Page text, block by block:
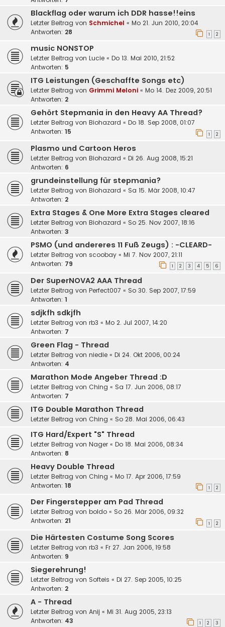
Blackflag oder warum ich DDR hasse!!eins
Letzter Beitrag von Schmichel « Mo 21. Jun 2010, 20:04
Antworten: 28 1 2
music NONSTOP
Letzter Beitrag von Lucie « Do 13. Mai 2010, 21:52
Antworten: 5
ITG Leistungen (Geschaffte Songs etc)
Letzter Beitrag von Grimmi Meloni « Mo 14. Dez 2009, 20:51
Antworten: 2
Gehört Stepmania in den Heavy AA Thread?
Letzter Beitrag von Biohazard « Do 18. Sep 2008, 01:07
Antworten: 15 1 2
Plasmo und Cartoon Heros
Letzter Beitrag von Biohazard « Di 26. Aug 2008, 15:21
Antworten: 6
grundeinstellung für stepmania?
Letzter Beitrag von Biohazard « Sa 15. Mär 2008, 10:47
Antworten: 2
Extra Stages & One More Extra Stages cleared
Letzter Beitrag von Biohazard « So 25. Nov 2007, 18:16
Antworten: 3
PSMO (und andereres 11 Fuß Zeugs) : -CLEARD-
Letzter Beitrag von scoobay « Mi 7. Nov 2007, 21:11
Antworten: 79 1 2 3 4 5 6
Der SuperNOVA2 AAA Thread
Letzter Beitrag von Perfect007 « So 30. Sep 2007, 17:59
Antworten: 1
sdjkfh sdkjfh
Letzter Beitrag von rb3 « Mo 2. Jul 2007, 14:20
Antworten: 7
Green Flag - Thread
Letzter Beitrag von niedie « Di 24. Okt 2006, 00:24
Antworten: 4
Marathon Mode Angeber Thread :D
Letzter Beitrag von Ching « Sa 17. Jun 2006, 08:17
Antworten: 7
ITG Double Marathon Thread
Letzter Beitrag von Ching « So 28. Mai 2006, 06:43
ITG Hard/Expert "S" Thread
Letzter Beitrag von Nager « Do 18. Mai 2006, 08:34
Antworten: 8
Heavy Double Thread
Letzter Beitrag von Ching « Mo 17. Apr 2006, 17:59
Antworten: 18 1 2
Der Fingerstepper am Pad Thread
Letzter Beitrag von boldo « So 26. Mär 2006, 09:32
Antworten: 21 1 2
Die Härtesten Costume Song Scores
Letzter Beitrag von rb3 « Fr 27. Jan 2006, 19:58
Antworten: 9
Siegerehrung!
Letzter Beitrag von Softeis « Di 27. Sep 2005, 10:25
Antworten: 2
A - Thread
Letzter Beitrag von Anij « Mi 31. Aug 2005, 23:13
Antworten: 43 1 2 3